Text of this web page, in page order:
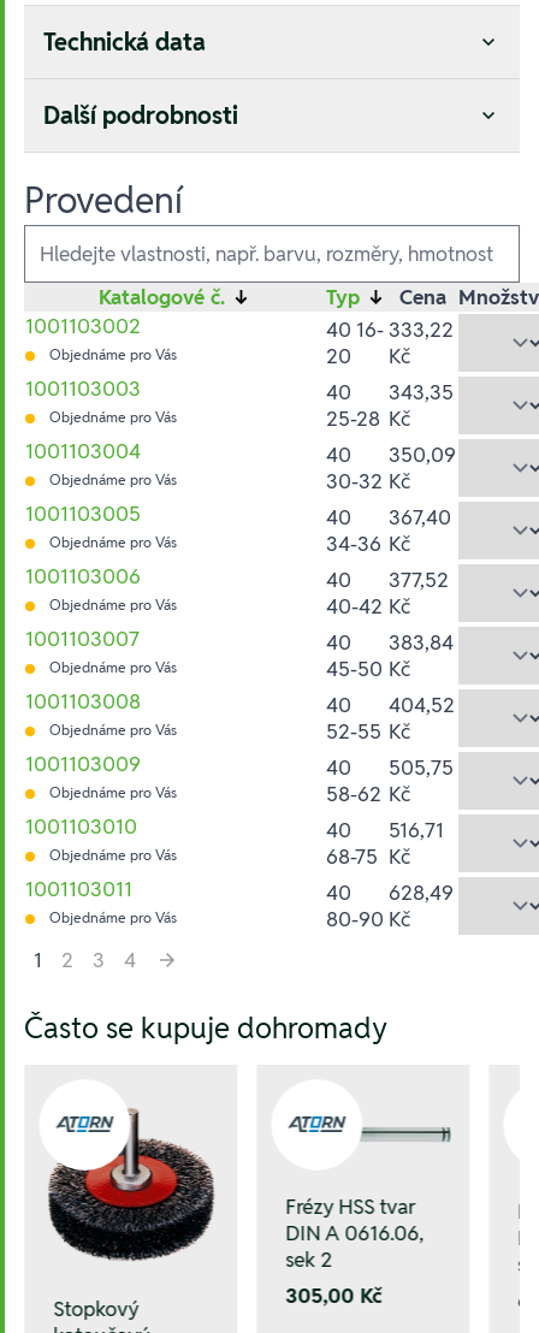
Technická data
Další podrobnosti
Provedení
Ausführungen
Katalogové č. ↓ Typ ↓ Cena
1001103002
Objednáme pro Vás
40 16-
20
333,22
Kč
1001103003
Objednáme pro Vás
40
25-28
343,35
Kč
1001103004
Objednáme pro Vás
40
30-32
350,09
Kč
1001103005
Objednáme pro Vás
40
34-36
367,40
Kč
1001103006
Objednáme pro Vás
40
40-42
377,52
Kč
1001103007
Objednáme pro Vás
40
45-50
383,84
Kč
1001103008
Objednáme pro Vás
40
52-55
404,52
Kč
1001103009
Objednáme pro Vás
40
58-62
505,75
Kč
1001103010
Objednáme pro Vás
40
68-75
516,71
Kč
1001103011
Objednáme pro Vás
40
80-90
628,49
Kč
1
2 3
4
Často se kupuje dohromady
Stopkový
Frézy HSS tvar
DIN A 0616.06,
sek 2
305,00 Kč